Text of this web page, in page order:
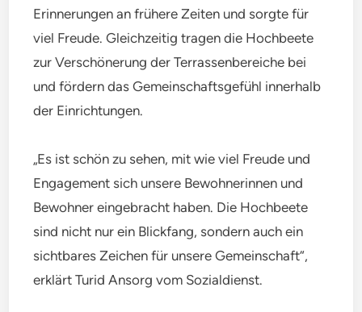
Erinnerungen an frühere Zeiten und sorgte für
viel Freude. Gleichzeitig tragen die Hochbeete
zur Verschönerung der Terrassenbereiche bei
und fördern das Gemeinschaftsgefühl innerhalb
der Einrichtungen.
„Es ist schön zu sehen, mit wie viel Freude und
Engagement sich unsere Bewohnerinnen und
Bewohner eingebracht haben. Die Hochbeete
sind nicht nur ein Blickfang, sondern auch ein
sichtbares Zeichen für unsere Gemeinschaft“,
erklärt Turid Ansorg vom Sozialdienst.